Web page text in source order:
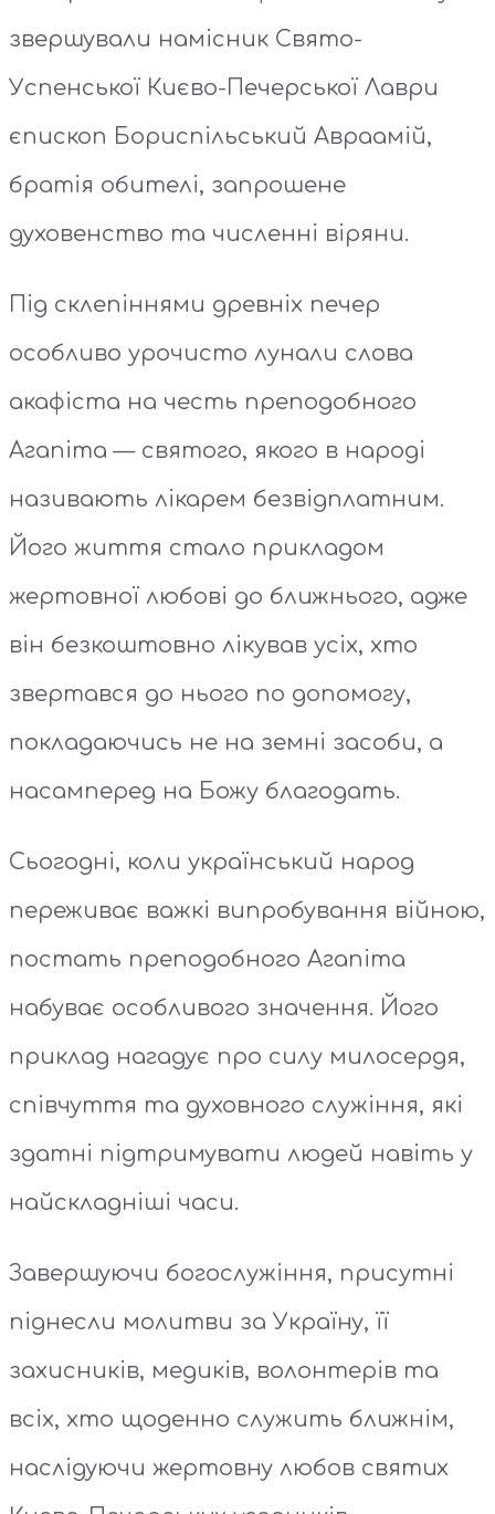
звершували намісник Свято-
Успенської Києво-Печерської Лаври
єпископ Бориспільський Авраамій,
братія обителі, запрошене
духовенство та численні віряни.
Під склепіннями древніх печер
особливо урочисто лунали слова
акафіста на честь преподобного
Агапіта — святого, якого в народі
називають лікарем безвідплатним.
Його життя стало прикладом
жертовної любові до ближнього, адже
він безкоштовно лікував усіх, хто
звертався до нього по допомогу,
покладаючись не на земні засоби, а
насамперед на Божу благодать.
Сьогодні, коли український народ
переживає важкі випробування війною,
постать преподобного Агапіта
набуває особливого значення. Його
приклад нагадує про силу милосердя,
співчуття та духовного служіння, які
здатні підтримувати людей навіть у
найскладніші часи.
Завершуючи богослужіння, присутні
піднесли молитви за Україну, її
захисників, медиків, волонтерів та
всіх, хто щоденно служить ближнім,
наслідуючи жертовну любов святих